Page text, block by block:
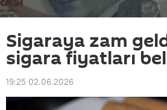
Sigaraya zam
sigara fiyatları
19:25 02.06.2026